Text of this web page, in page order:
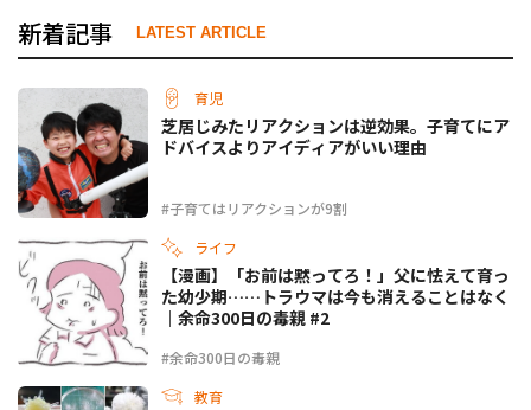
新着記事 LATEST ARTICLE
育児
#子育てはリアクションが9割
芝居じみたリアクションは逆効果。子育てにア
ドバイスよりアイディアがいい理由
ライフ
#余命300日の毒親
【漫画】「お前は黙ってろ！」父に怯えて育っ
た幼少期……トラウマは今も消えることはなく
｜余命300日の毒親 #2
教育